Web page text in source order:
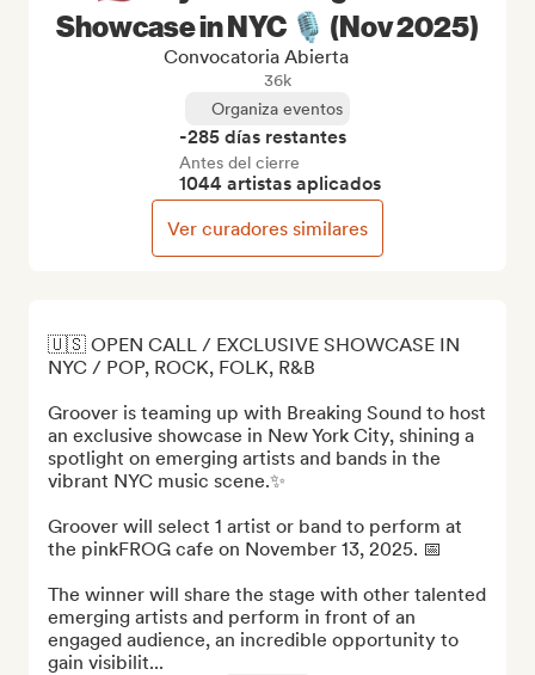
🇺🇸 OPEN CALL / EXCLUSIVE SHOWCASE IN
NYC / POP, ROCK, FOLK, R&B
Groover is teaming up with Breaking Sound to host
an exclusive showcase in New York City, shining a
spotlight on emerging artists and bands in the
vibrant NYC music scene.✨
Groover will select 1 artist or band to perform at
the pinkFROG cafe on November 13, 2025. 📅
The winner will share the stage with other talented
emerging artists and perform in front of an
engaged audience, an incredible opportunity to
gain visibilit...
Showcase in NYC 🎙️ (Nov 2025)
Convocatoria Abierta
36k
Organiza eventos
-285 días restantes
Antes del cierre
1044 artistas aplicados
Ver curadores similares